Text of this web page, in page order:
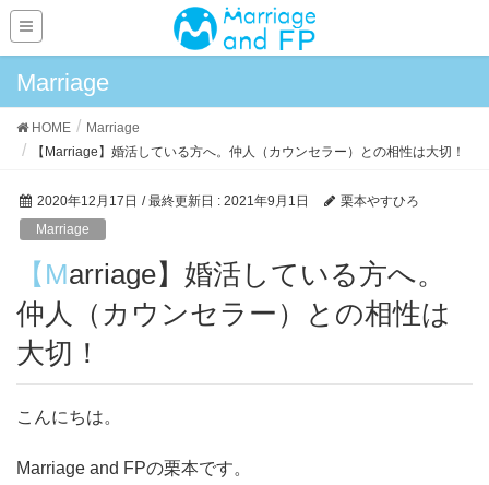
Marriage
HOME
Marriage
【Marriage】婚活している方へ。仲人（カウンセラー）との相性は大切！
2020年12月17日 / 最終更新日 : 2021年9月1日
栗本やすひろ
Marriage
【Marriage】婚活している方へ。
仲人（カウンセラー）との相性は
大切！
こんにちは。
Marriage and FPの栗本です。